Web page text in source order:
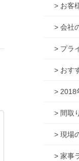
> お客
> 会社
> プラ
> おす
> 2018
> 間取
> 現場
> 家事